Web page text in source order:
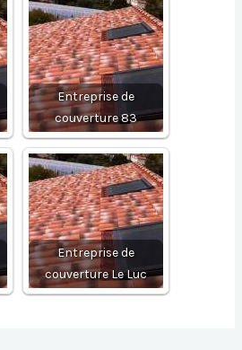
Entreprise de
couverture 83
Entreprise de
couverture Le Luc